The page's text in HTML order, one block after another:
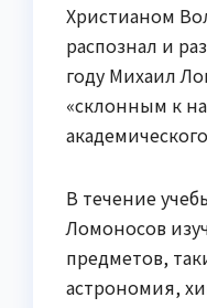
Христианом
распознал и
году Михаил
«склонным к
В течение
Ломоносов
предметов,
астрономия,